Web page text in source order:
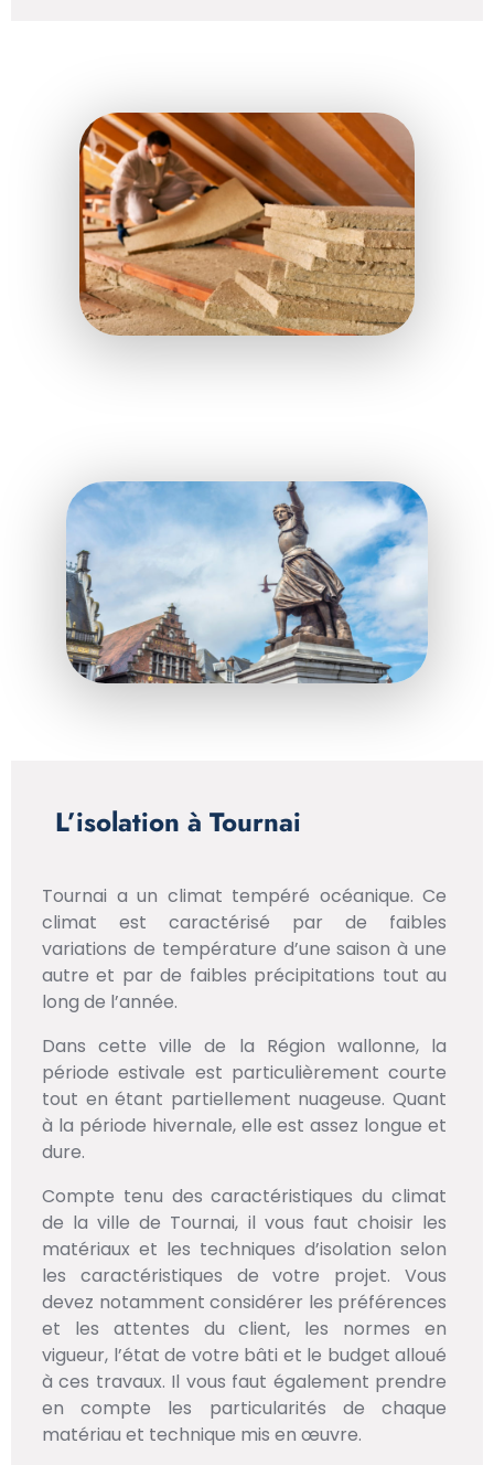
L’isolation à Tournai
Tournai a un climat tempéré océanique. Ce
climat est caractérisé par de faibles
variations de température d’une saison à une
autre et par de faibles précipitations tout au
long de l’année.
Dans cette ville de la Région wallonne, la
période estivale est particulièrement courte
tout en étant partiellement nuageuse. Quant
à la période hivernale, elle est assez longue et
dure.
Compte tenu des caractéristiques du climat
de la ville de Tournai, il vous faut choisir les
matériaux et les techniques d’isolation selon
les caractéristiques de votre projet. Vous
devez notamment considérer les préférences
et les attentes du client, les normes en
vigueur, l’état de votre bâti et le budget alloué
à ces travaux. Il vous faut également prendre
en compte les particularités de chaque
matériau et technique mis en œuvre.